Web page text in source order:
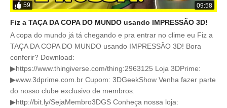
59 09:58
Fiz a TAÇA DA COPA DO MUNDO usando IMPRESSÃO 3D!
A copa do mundo já tá chegando e pra entrar no clime eu Fiz a
TAÇA DA COPA DO MUNDO usando IMPRESSÃO 3D! Bora
conferir? Download:
▶https://www.thingiverse.com/thing:2963125 Loja 3DPrime:
▶www.3dprime.com.br Cupom: 3DGeekShow Venha fazer parte
do nosso clube exclusivo de membros:
▶http://bit.ly/SejaMembro3DGS Conheça nossa loja: